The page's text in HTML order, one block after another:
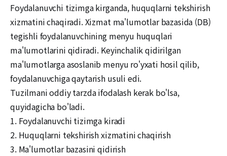
Foydalanuvchi tizimga kirganda, huquqlarni tekshirish
xizmatini chaqiradi. Xizmat ma'lumotlar bazasida (DB)
tegishli foydalanuvchining menyu huquqlari
ma'lumotlarini qidiradi. Keyinchalik qidirilgan
ma'lumotlarga asoslanib menyu ro'yxati hosil qilib,
foydalanuvchiga qaytarish usuli edi.
Tuzilmani oddiy tarzda ifodalash kerak bo'lsa,
quyidagicha bo'ladi.
1. Foydalanuvchi tizimga kiradi
2. Huquqlarni tekshirish xizmatini chaqirish
3. Ma'lumotlar bazasini qidirish